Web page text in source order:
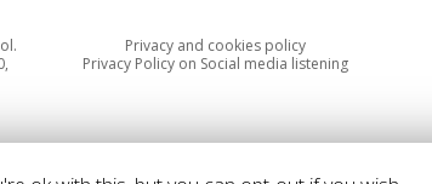
Privacy and cookies policy
Privacy Policy on Social media listening